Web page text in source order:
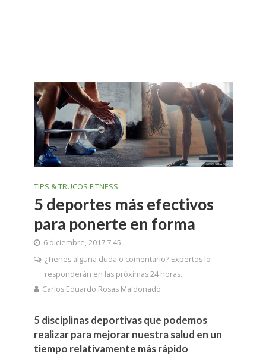
TIPS & TRUCOS FITNESS
5 deportes más efectivos
para ponerte en forma
6 diciembre, 2017 7:45
¿Tienes alguna duda o comentario? Expertos lo
responderán en las próximas 24 horas.
Carlos Eduardo Rosas Maldonado
5 disciplinas deportivas que podemos
realizar para mejorar nuestra salud en un
tiempo relativamente más rápido